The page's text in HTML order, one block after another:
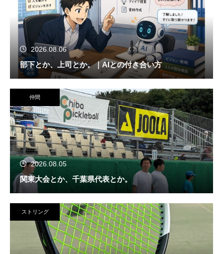
2026.08.06
部下とか、上司とか。｜AIとの付き合い方
仲間
2026.08.05
関東大会とか、千葉県代表とか。
ストリング